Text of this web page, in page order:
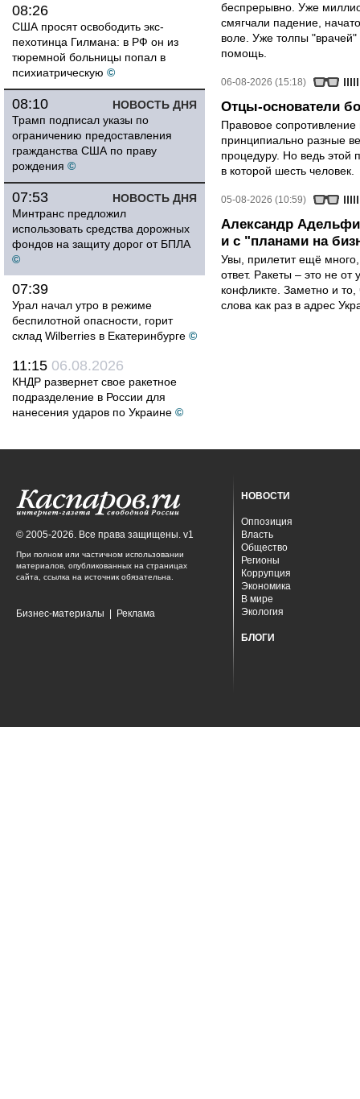
08:26
США просят освободить экс-
пехотинца Гилмана: в РФ он из
тюремной больницы попал в
психиатрическую ©
НОВОСТЬ ДНЯ
08:10
Трамп подписал указы по
ограничению предоставления
гражданства США по праву
рождения ©
НОВОСТЬ ДНЯ
07:53
Минтранс предложил
использовать средства дорожных
фондов на защиту дорог от БПЛА
©
07:39
Урал начал утро в режиме
беспилотной опасности, горит
склад Wilberries в Екатеринбурге ©
11:15 06.08.2026
КНДР развернет свое ракетное
подразделение в России для
нанесения ударов по Украине ©
беспрерывно. Уже
смягчали падение,
воле. Уже толпы
помощь.
06-08-2026 (15:18)
Отцы-основатели
Правовое
принципиально разные
процедуру. Но ведь этой
в которой шесть человек.
05-08-2026 (10:59)
Александр
и с "планами на
Увы, прилетит ещё
ответ. Ракеты – это не от
конфликте. Заметно и
слова как раз в адрес
© 2005-2026. Все права защищены. v1
При полном или частичном использовании
материалов, опубликованных на страницах
сайта, ссылка на источник обязательна.
Бизнес-материалы Реклама
НОВОСТИ
Оппозиция
Власть
Общество
Регионы
Коррупция
Экономика
В мире
Экология
БЛОГИ